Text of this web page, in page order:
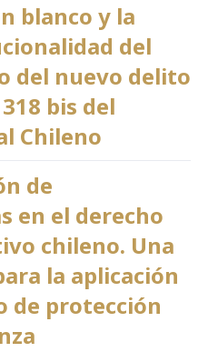
blanco y la
del
del nuevo delito
bis del
Chileno
de
en el derecho
chileno. Una
la aplicación
de protección